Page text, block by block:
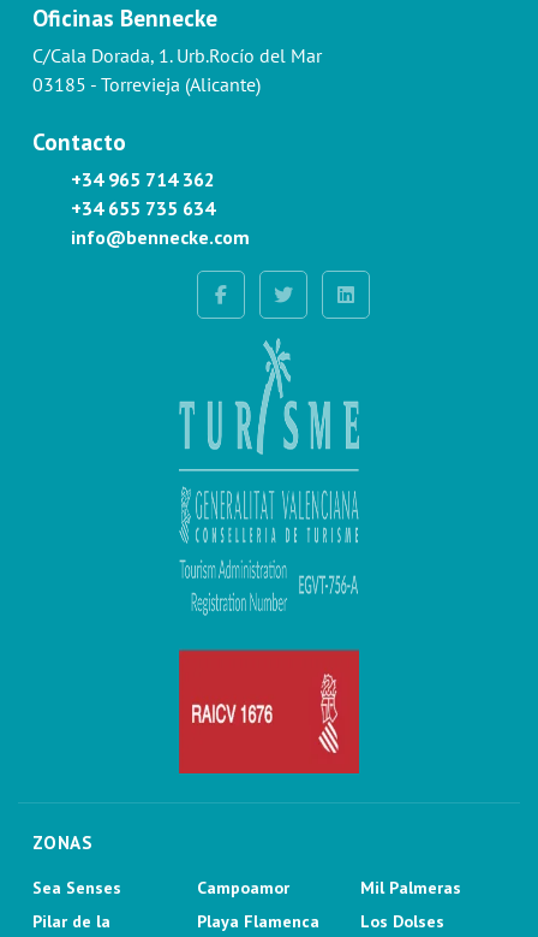
Oficinas Bennecke
C/Cala Dorada, 1. Urb.Rocío del Mar
03185 - Torrevieja (Alicante)
Contacto
+34 965 714 362
+34 655 735 634
info@bennecke.com
ZONAS
Sea Senses
Pilar de la
Campoamor
Playa Flamenca
Mil Palmeras
Los Dolses